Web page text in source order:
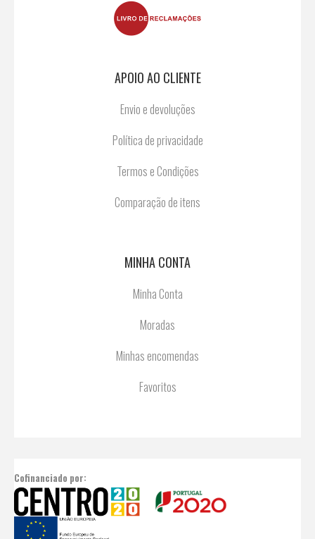
APOIO AO CLIENTE
Envio e devoluções
Política de privacidade
Termos e Condições
Comparação de itens
MINHA CONTA
Minha Conta
Moradas
Minhas encomendas
Favoritos
Cofinanciado por: